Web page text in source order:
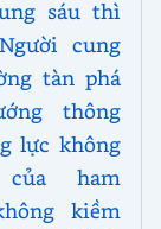
sáu thì
cung
tàn phá
thông
lực không
của ham
kiềm